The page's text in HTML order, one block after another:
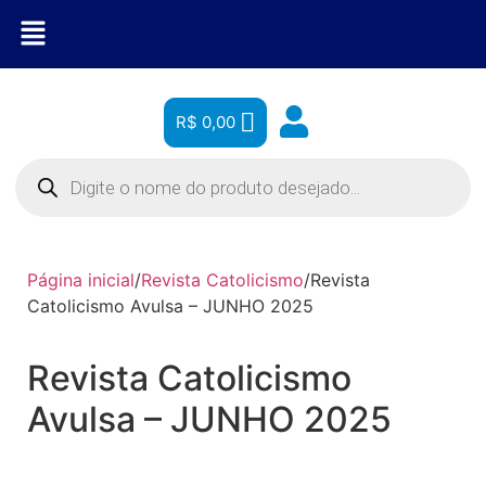
R$ 0,00
Página inicial/Revista Catolicismo/Revista
Catolicismo Avulsa – JUNHO 2025
Revista Catolicismo
Avulsa – JUNHO 2025